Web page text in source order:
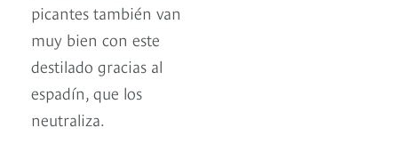
picantes también van
muy bien con este
destilado gracias al
espadín, que los
neutraliza.